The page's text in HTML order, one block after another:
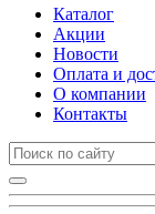
Каталог
Акции
Новости
Оплата и
О компании
Контакты